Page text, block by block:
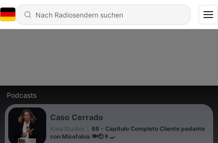
Podcasts
Caso Cerrado
Krea Studios
66 - Capítulo Completo Cliente pedante
con Misofobia 🍽️🤕👨‍🍳